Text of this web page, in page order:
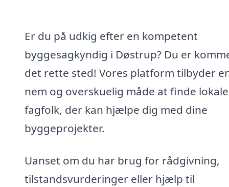
Er du på udkig efter en kompetent
byggesagkyndig i Døstrup? Du er
det rette sted! Vores platform tilbyder
nem og overskuelig måde at finde lokale
fagfolk, der kan hjælpe dig med dine
byggeprojekter.
Uanset om du har brug for rådgivning,
tilstandsvurderinger eller hjælp til